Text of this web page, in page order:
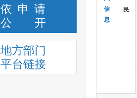
依申请
公
开
地方部门
平台链接
信
息
民